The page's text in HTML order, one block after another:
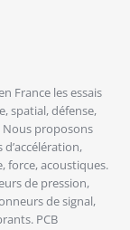
France les essais
spatial, défense,
Nous proposons
force, acoustiques.
de pression,
de signal,
PCB